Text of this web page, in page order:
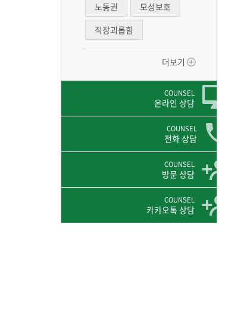
노동권
모성보호
직장괴롭힘
더보기
COUNSEL
온라인 상담
COUNSEL
전화 상담
COUNSEL
방문 상담
COUNSEL
카카오톡 상담